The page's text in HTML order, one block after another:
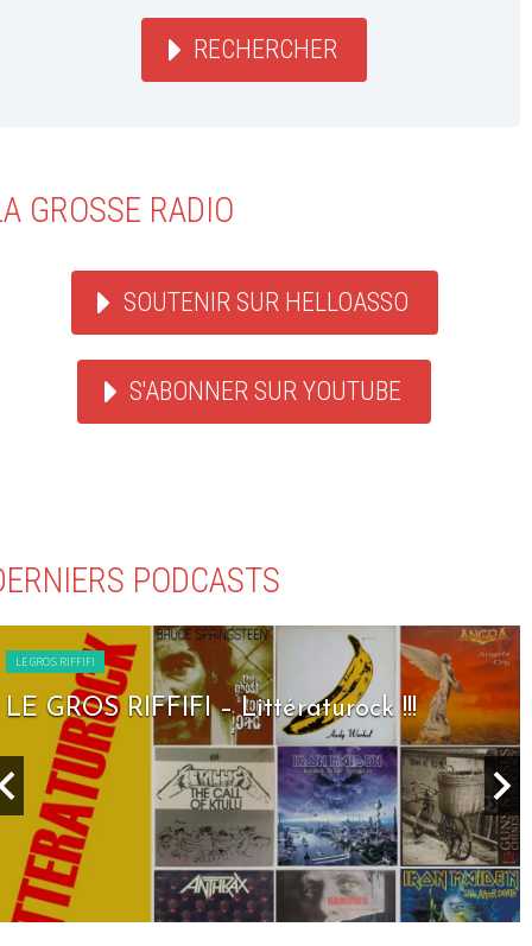
RECHERCHER
GROSSE RADIO
SOUTENIR SUR HELLOASSO
S'ABONNER SUR YOUTUBE
PODCASTS
LE GROS RIFFIFI
LE GROS RIFFIFI – Littératurock !!!